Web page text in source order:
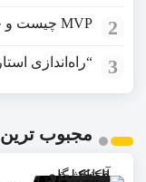
2 MVP چیست و چگونه می‌توان بازار را با آن فراهم کرد؟
3 “راه‌اندازی
مجبوب